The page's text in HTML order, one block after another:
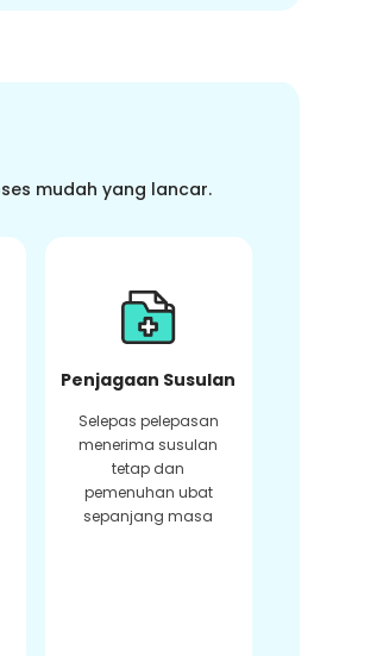
mudah yang lancar.
Penjagaan Susulan
Selepas pelepasan
menerima susulan
tetap dan
pemenuhan ubat
sepanjang masa